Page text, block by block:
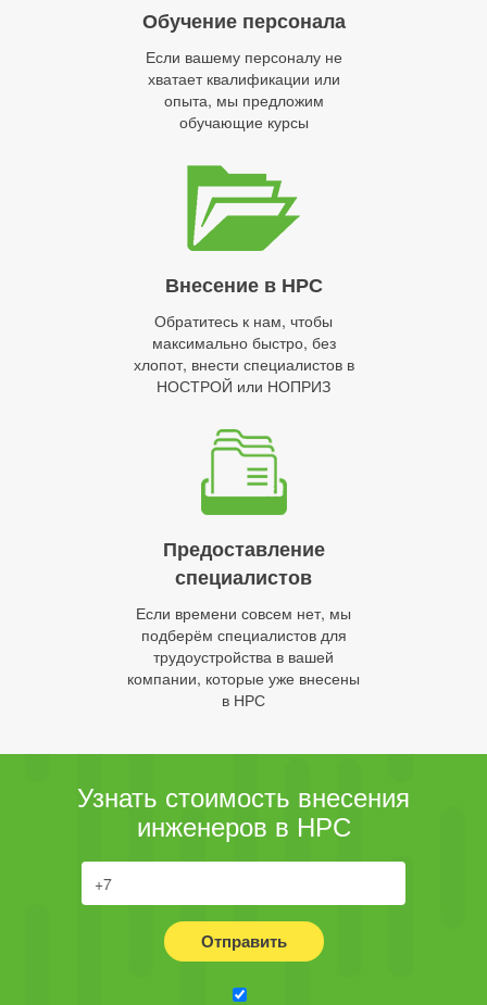
Обучение персонала
Если вашему персоналу не
хватает квалификации или
опыта, мы предложим
обучающие курсы
Внесение в НРС
Обратитесь к нам, чтобы
максимально быстро, без
хлопот, внести специалистов в
НОСТРОЙ или НОПРИЗ
Предоставление
специалистов
Если времени совсем нет, мы
подберём специалистов для
трудоустройства в вашей
компании, которые уже внесены
в НРС
Узнать стоимость внесения
инженеров в НРС
Отправить